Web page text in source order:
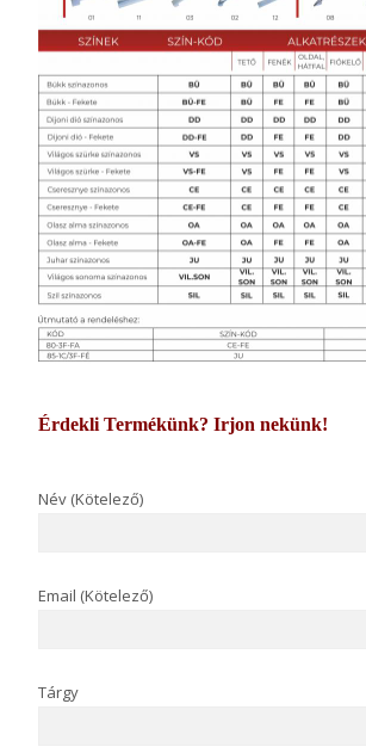
Érdekli Termékünk? Irjon nekünk!
Név (Kötelező)
Email (Kötelező)
Tárgy